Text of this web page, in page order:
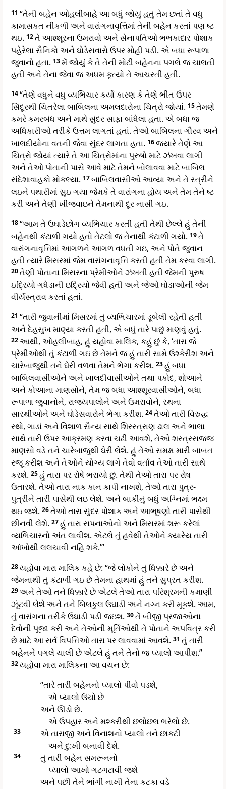
11 “તેની બહેન ઓહલીબાહે આ બધું જોયું હતું તેમ છતાં તે વધુ
કામાસકત નીકળી અને વારાંગનાવૃત્તિમાં તેની બહેન કરતાં પણ ષ્ટ
થઇ. 12તે આશ્શૂરના ઉમરાવો અને સેનાપતિઓ ભભકાદાર પોશાક
પહેરેલા સૈનિકો અને ઘોડેસવારો ઉપર મોહી પડી. એ બધા રૂપાળા
જુવાનો હતા. 13મેં જોયું કે તે તેની મોટી બહેનના પગલે જ ચાલતી
હતી અને તેના જેવા જ અધમ કૃત્યો તે આચરતી હતી.
14“તેણે વધુને વધુ વ્યભિચાર કર્યો કારણ કે તેણે ભીત ઉપર
સિંદૂરથી ચિતરેલા બાબિલના અમલદારોના ચિત્રો જોયાં. 15તેમણે
કમરે કમરબંધ અને માથે સુંદર સાફા બાંધેલા હતા. એ બધા જ
અધિકારીઓ તરીકે ઉત્તમ લાગતાં હતાં. તેઓ બાબિલના ગૌરવ અને
ખાલદીયોના વતની જેવા સુંદર લાગતા હતા. 16જ્યારે તેણે આ
ચિત્રો જોયાં ત્યારે તે આ ચિત્રોમાંના પુરુષો માટે ઝંખવા લાગી
અને તેઓ પોતાની પાસે આવે માટે તેમને બોલાવવા માટે બાબિલ
સંદેશાવાહકો મોકલ્યા. 17બાબિલવાસીઓ આવ્યા અને તે સ્ત્રીને
લઇને પથારીમાં સુઇ ગયા જેમકે તે વારાંગના હોય અને તેમ તેને ષ્ટ
કરી અને તેણી ખીજવાઇને તેમનાથી દૂર નાસી ગઇ.
18“આમ તે ઉઘાડેછોગ વ્યભિચાર કરતી હતી તેથી છેલ્લે હું તેની
બહેનથી કંટાળી ગયો હતો તેટલો જ તેનાથી કંટાળી ગયો. 19તે
વારાંગનાવૃત્તિમાં આગળને આગળ વધતી ગઇ, અને પોતે જુવાન
હતી ત્યારે મિસરમાં જેમ વારાંગનાવૃત્તિ કરતી હતી તેમ કરવા લાગી.
20તેણી પોતાના મિસરના પ્રેમીઓને ઝંખતી હતી જેમની પુરુષ
ઇદ્રિયો ગધેડાની ઇદ્રિયો જેવી હતી અને જેઓ ઘોડાઓની જેમ
વીર્યસ્ત્રાવ કરતાં હતાં.
21 “તારી જુવાનીમાં મિસરમાં તું વ્યભિચારમાં ડૂબેલી રહેતી હતી
અને દેહસુખ માણ્યા કરતી હતી, એ બધું તારે પાછું માણવું હતું.
22આથી, ઓહલીબાહ, હું યહોવા માલિક, કહું છું કે, ‘તારા જે
પ્રેમીઓથી તું કંટાળી ગઇ છે તેમને જ હું તારી સામે ઉશ્કેરીશ અને
ચારેબાજુથી તને ઘેરી વળવા તેમને ભેગા કરીશ. 23હું બધા
બાબિલવાસીઓને અને ખાલદીવાસીઓને તથા પકોદ, શોઆને
અને કોઆના માણસોને, તેમ જ બધા આશ્શૂરવાસીઓને, બધા
રૂપાળા જુવાનોને, રાજ્યપાલોને અને ઉમરાવોને, રથના
સારથીઓને અને ઘોડેસવારોને ભેગા કરીશ. 24તેઓ તારી વિરુદ્ધ
રથો, ગાડાં અને વિશાળ સૈન્ય સાથે શિરસ્ત્રાણ ઢાલ અને ભાલા
સાથે તારી ઉપર આક્રમણ કરવા ચઢી આવશે, તેઓ શસ્ત્રસજ્જ
માણસો વડે તને ચારેબાજુથી ઘેરી લેશે. હું તેઓ સમક્ષ મારી બાબત
રજૂ કરીશ અને તેઓને યોગ્ય લાગે તેવો વર્તાવ તેઓ તારી સાથે
કરશે. 25હું તારા પર રોષે ભરાયો છું. તેથી તેઓ તારા પર રોષ
ઉતારશે. તેઓ તારા નાક કાન કાપી નાખશે, તેઓ તારા પુત્ર-
પુત્રીને તારી પાસેથી લઇ લેશે. અને બાકીનું બધું અગ્નિમાં ભક્ષ્મ
થઇ જશે. 26તેઓ તારા સુંદર પોશાક અને આભૂષણો તારી પાસેથી
છીનવી લેશે. 27હું તારા સપનાઓનો અને મિસરમાં શરૂ કરેલાં
વ્યભિચારનો અંત લાવીશ. એટલે તું હવેથી તેઓને ક્યારેય તારી
આંખોથી લલચાવી નહિ શકે.’”
28યહોવા મારા માલિક કહે છે: “જે લોકોને તું ધિક્કારે છે અને
જેમનાથી તું કંટાળી ગઇ છે તેમના હાથમાં હું તને સુપ્રત કરીશ.
29અને તેઓ તને ધિક્કારે છે એટલે તેઓ તારા પરિશ્રમની કમાણી
ઝૂંટવી લેશે અને તને બિલકુલ ઉઘાડી અને નગ્ન કરી મૂકશે. આમ,
તું વારાંગના તરીકે ઉઘાડી પડી જઇશ. 30તેં બીજી પ્રજાઓના
દેવોની પૂજા કરી અને તેઓની મૂર્તિઓથી તે પોતાને અપવિત્ર કરી
છે માટે આ સર્વ વિપત્તિઓ તારા પર લાવવામાં આવશે. 31 તું તારી
બહેનને પગલે ચાલી છે એટલે હું તને તેનો જ પ્યાલો આપીશ.”
32યહોવા મારા માલિકના આ વચન છે:
“તારે તારી બહેનનો પ્યાલો પીવો પડશે,
એ પ્યાલો ઉંચો છે
અને ઊંડો છે.
એ ઉપહાર અને મશ્કરીથી છલોછલ ભરેલો છે.
33
એ તારાજી અને વિનાશનો પ્યાલો તને છાકટી
અને દુ:ખી બનાવી દેશે.
34
તું તારી બહેન સમરૂનનો
પ્યાલો આખો ગટગટાવી જશે
અને પછી તેને ભાંગી નાખી તેના કટકા વડે